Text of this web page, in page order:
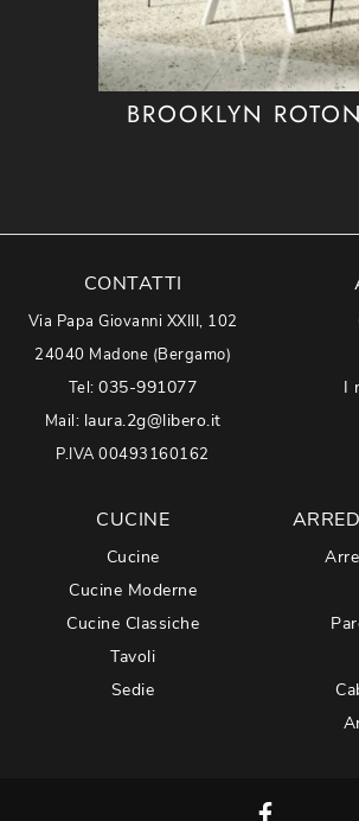
BROOKLYN
CONTATTI
Via Papa Giovanni XXIII, 102
24040 Madone (Bergamo)
Tel:035-991077
Mail: laura.2g@libero.it
P.IVA 00493160162
I
CUCINE
Cucine
Cucine Moderne
Cucine Classiche
Tavoli
Sedie